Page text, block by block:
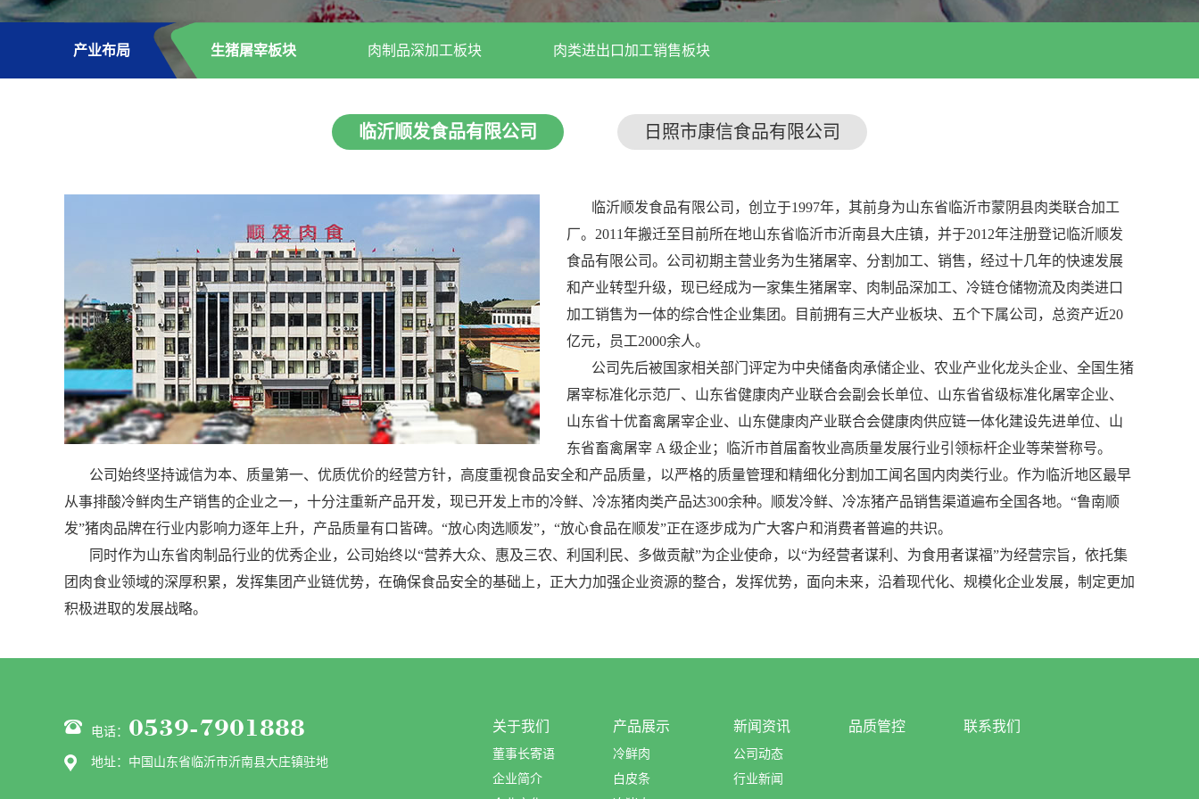
产业布局 生猪屠宰板块 肉制品深加工板块 肉类进出口加工销售板块
临沂顺发食品有限公司 日照市康信食品有限公司
临沂顺发食品有限公司，创立于1997年，其前身为山东省临沂市蒙阴县肉类联合加工
厂。2011年搬迁至目前所在地山东省临沂市沂南县大庄镇，并于2012年注册登记临沂顺发
食品有限公司。公司初期主营业务为生猪屠宰、分割加工、销售，经过十几年的快速发展
和产业转型升级，现已经成为一家集生猪屠宰、肉制品深加工、冷链仓储物流及肉类进口
加工销售为一体的综合性企业集团。目前拥有三大产业板块、五个下属公司，总资产近20
亿元，员工2000余人。
公司先后被国家相关部门评定为中央储备肉承储企业、农业产业化龙头企业、全国生猪
屠宰标准化示范厂、山东省健康肉产业联合会副会长单位、山东省省级标准化屠宰企业、
山东省十优畜禽屠宰企业、山东健康肉产业联合会健康肉供应链一体化建设先进单位、山
东省畜禽屠宰 A 级企业；临沂市首届畜牧业高质量发展行业引领标杆企业等荣誉称号。
公司始终坚持诚信为本、质量第一、优质优价的经营方针，高度重视食品安全和产品质量，以严格的质量管理和精细化分割加工闻名国内肉类行业。作为临沂地区最早
从事排酸冷鲜肉生产销售的企业之一，十分注重新产品开发，现已开发上市的冷鲜、冷冻猪肉类产品达300余种。顺发冷鲜、冷冻猪产品销售渠道遍布全国各地。“鲁南顺
发”猪肉品牌在行业内影响力逐年上升，产品质量有口皆碑。“放心肉选顺发”，“放心食品在顺发”正在逐步成为广大客户和消费者普遍的共识。
同时作为山东省肉制品行业的优秀企业，公司始终以“营养大众、惠及三农、利国利民、多做贡献”为企业使命，以“为经营者谋利、为食用者谋福”为经营宗旨，依托集
团肉食业领域的深厚积累，发挥集团产业链优势，在确保食品安全的基础上，正大力加强企业资源的整合，发挥优势，面向未来，沿着现代化、规模化企业发展，制定更加
积极进取的发展战略。
电话： 0539-7901888
地址：中国山东省临沂市沂南县大庄镇驻地
关于我们
董事长寄语
企业简介
产品展示
冷鲜肉
白皮条
新闻资讯
公司动态
行业新闻
品质管控 联系我们